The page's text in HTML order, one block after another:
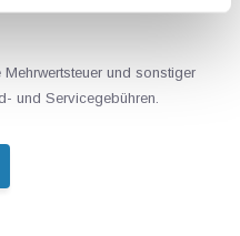
und sonstiger
und Servicegebühren.